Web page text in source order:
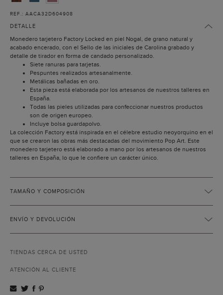
REF.: AACA32D604908
DETALLE
Monedero tarjetero Factory Locked en piel Nogal, de grano natural y
acabado encerado, con el Sello de las iniciales de Carolina grabado y
detalle de tirador en forma de candado personalizado.
Siete ranuras para tarjetas.
Pespuntes realizados artesanalmente.
Metálicas bañadas en oro.
Esta pieza está elaborada por los artesanos de nuestros talleres en
España.
Todas las pieles utilizadas para confeccionar nuestros productos
son de origen europeo.
Incluye bolsa guardapolvo.
La colección Factory está inspirada en el célebre estudio neoyorquino en el
que se crearon las obras más destacadas del movimiento Pop Art. Este
monedero tarjetero está elaborado a mano por los artesanos de nuestros
talleres en España, lo que le confiere un carácter único.
TAMAÑO Y COMPOSICIÓN
ENVÍO Y DEVOLUCIÓN
TIENDAS CERCA DE USTED
ATENCIÓN AL CLIENTE